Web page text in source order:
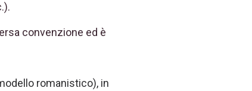
convenzione ed è
romanistico), in